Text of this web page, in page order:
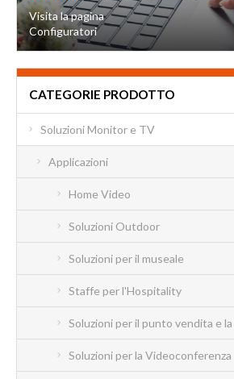
Visita la pagina
Configuratori
CATEGORIE PRODOTTO
Soluzioni Monitor e TV
Applicazioni
Home Video
Soluzioni Outdoor
Soluzioni per il museale
Staffe per l'Hospitality
Soluzioni per il punto vendita e
Soluzioni per la Videoconferenza